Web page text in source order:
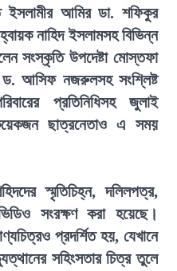
ইসলামীর আমির ডা. শফিকুর
নাহিদ ইসলামসহ বিভিন্ন
সংস্কৃতি উপদেষ্টা মোস্তফা
ড. আসিফ নজরুলসহ সংশ্লিষ্ট
প্রতিনিধিসহ জুলাই
ছাত্রনেতাও এ সময়
স্মৃতিচিহ্ন, দলিলপত্র,
সংরক্ষণ করা হয়েছে।
প্রদর্শিত হয়, যেখানে
সহিংসতার চিত্র তুলে